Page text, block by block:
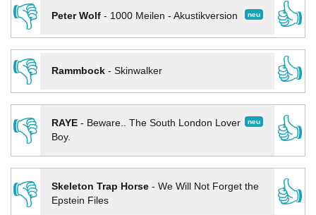
👎
neu
Peter Wolf- 1000 Meilen - Akustikversion
👍
👎
Rammbock- Skinwalker
👍
👎
neu
RAYE- Beware.. The South London Lover
Boy.
👍
👎 Skeleton Trap Horse- We Will Not Forget the
Epstein Files
👍